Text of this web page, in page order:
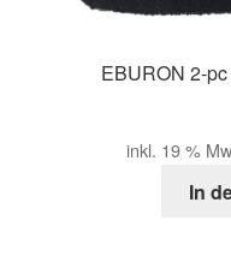
EBURON 2-
inkl. 19 %
In